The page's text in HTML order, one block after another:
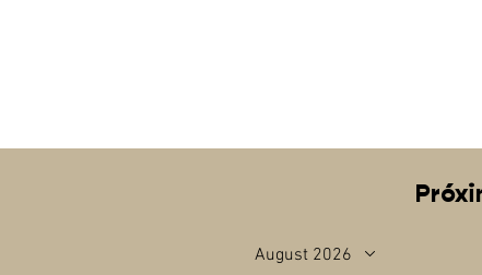
August 2026